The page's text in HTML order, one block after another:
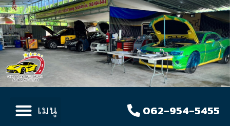
062-954-5455